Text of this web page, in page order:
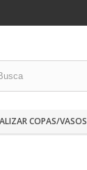
COPAS/VASOS